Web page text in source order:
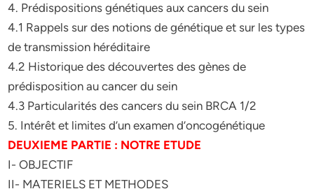
4. Prédispositions génétiques aux cancers du sein
4.1 Rappels sur des notions de génétique et sur les types
de transmission héréditaire
4.2 Historique des découvertes des gènes de
prédisposition au cancer du sein
4.3 Particularités des cancers du sein BRCA 1/2
5. Intérêt et limites d’un examen d’oncogénétique
DEUXIEME PARTIE : NOTRE ETUDE
I- OBJECTIF
II- MATERIELS ET METHODES